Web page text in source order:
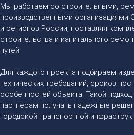
Мы работаем со строительными,
производственными организациями
и регионов России, поставляя
строительства и капитального
путей.
Для каждого проекта подбираем
технических требований, сроков
особенностей объекта. Такой
партнерам получать надежные
городской транспортной